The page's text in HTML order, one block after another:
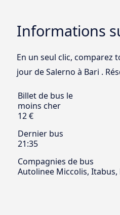
Informations
En un seul clic, comparez
jour de Salerno à Bari .
Billet de bus le
moins cher
12 €
Dernier bus
21:35
Compagnies de bus
Autolinee Miccolis, Itabus,